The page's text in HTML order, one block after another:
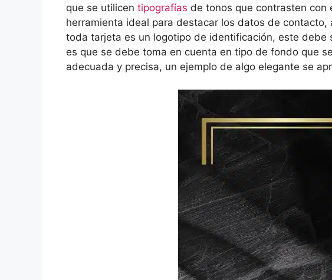
que se utilicen tipografías de tonos que contrasten con
herramienta ideal para destacar los datos de contacto,
toda tarjeta es un logotipo de identificación, este debe
es que se debe toma en cuenta en tipo de fondo que
adecuada y precisa, un ejemplo de algo elegante se